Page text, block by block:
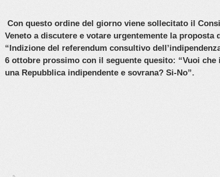
Con questo ordine del giorno viene sollecitato il
Veneto a discutere e votare urgentemente la proposta
“Indizione del referendum consultivo
6 ottobre prossimo con il seguente quesito: “Vuoi che
una Repubblica indipendente e sovrana? Si-No”.